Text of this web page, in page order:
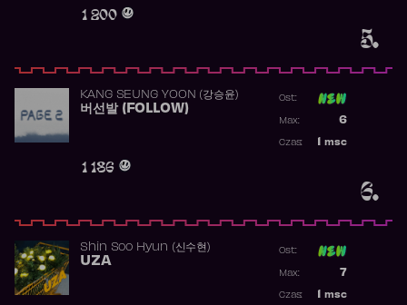
5.
1 200
6.
KANG SEUNG YOON (강승윤)
버선발 (FOLLOW)
1 186
Ost:
6
Max:
msc
Czas:
Shin Soo Hyun (신수현)
UZA
Ost:
7
Max:
msc
Czas: